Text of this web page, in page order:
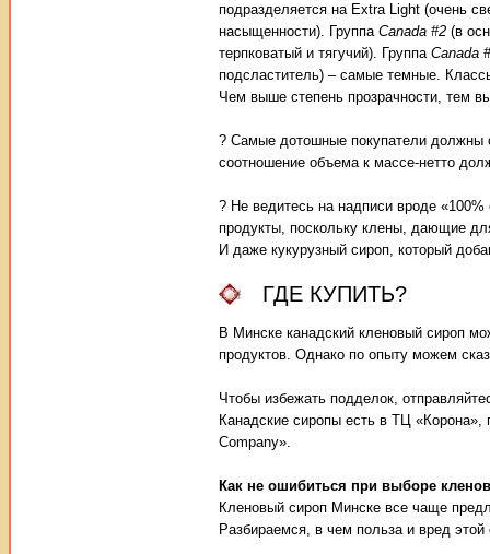
подразделяется на Extra Light (очень
насыщенности). Группа Canada #2 (в
терпковатый и тягучий). Группа Canada
подсластитель) – самые темные.
Чем выше степень прозрачности, тем
? Самые дотошные покупатели должны
соотношение объема к массе-нетто
? Не ведитесь на надписи вроде
продукты, поскольку клены, дающие
И даже кукурузный сироп, который
ГДЕ КУПИТЬ?
В Минске канадский кленовый сироп
продуктов. Однако по опыту можем
Чтобы избежать подделок,
Канадские сиропы есть в ТЦ «Корона»,
Company».
Как не ошибиться при выборе
Кленовый сироп Минске все чаще
Разбираемся, в чем польза и вред